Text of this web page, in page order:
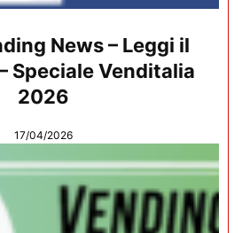
News – Leggi il
Speciale Venditalia
2026
17/04/2026